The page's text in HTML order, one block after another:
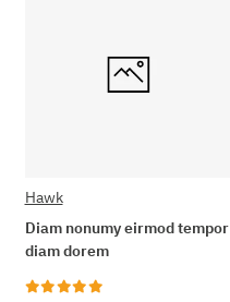
Hawk
Diam nonumy eirmod tempor
diam dorem